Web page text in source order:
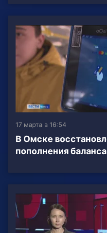
17 марта в 16:54
В Омске
пополнения